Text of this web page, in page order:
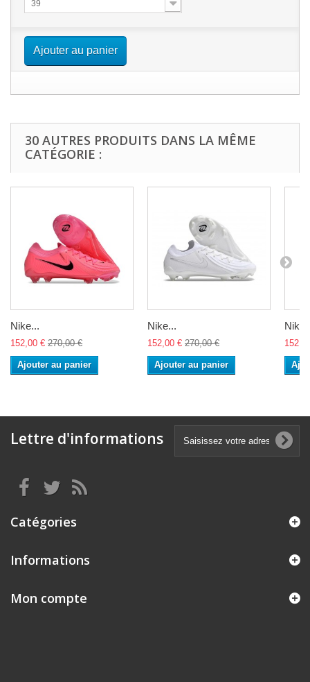
39
Ajouter au panier
30 AUTRES PRODUITS DANS LA MÊME
CATÉGORIE :
Nike...
152,00 € 270,00 €
Ajouter au panier
Nike...
152,00 € 270,00 €
Ajouter au panier
Lettre d'informations
Catégories
Informations
Mon compte